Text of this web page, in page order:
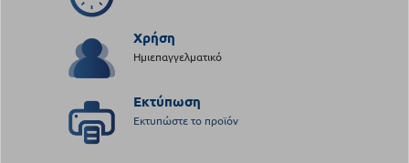
Χρήση
Ημιεπαγγελματικό
Εκτύπωση
Εκτυπώστε το προϊόν